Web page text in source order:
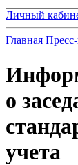
Личный
Главная
о
учета